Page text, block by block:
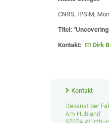
CNRS, IPSiM,
Titel:
Kontakt: Dirk
Kontakt
Dekanat der
Am Hubland